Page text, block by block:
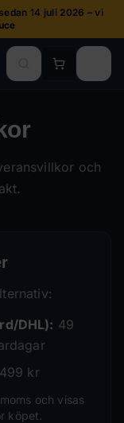
14 juli 2026 – vi
och
DHL): 49
kr
och visas
köpet.